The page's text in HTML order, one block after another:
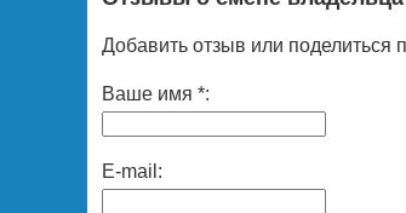
Добавить отзыв или
Ваше имя *:
E-mail: